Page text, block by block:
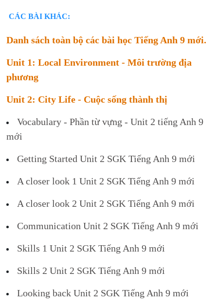
CÁC BÀI KHÁC:
Danh sách toàn bộ các bài học Tiếng Anh 9 mới.
Unit 1: Local Environment - Môi trường địa
phương
Unit 2: City Life - Cuộc sống thành thị
Vocabulary - Phần từ vựng - Unit 2 tiếng Anh 9
mới
Getting Started Unit 2 SGK Tiếng Anh 9 mới
A closer look 1 Unit 2 SGK Tiếng Anh 9 mới
A closer look 2 Unit 2 SGK Tiếng Anh 9 mới
Communication Unit 2 SGK Tiếng Anh 9 mới
Skills 1 Unit 2 SGK Tiếng Anh 9 mới
Skills 2 Unit 2 SGK Tiếng Anh 9 mới
Looking back Unit 2 SGK Tiếng Anh 9 mới